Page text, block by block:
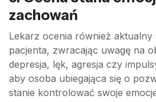
zachowań
Lekarz ocenia również aktualny
pacjenta, zwracając uwagę na
depresja, lęk, agresja czy
aby osoba ubiegająca się o
stanie kontrolować swoje